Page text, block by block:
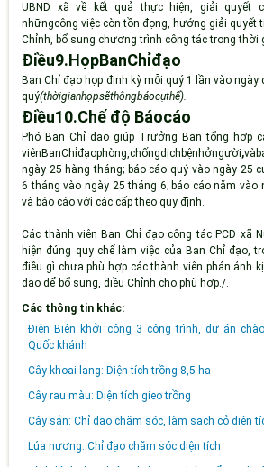
UBND xã về kết quả thực hiện, giải quyết
nhữngcông việc còn tồn đọng, hướng giải quyết
Chỉnh, bổ sung chương trình công tác trong thời
Điều9.HọpBanChỉđạo
Ban Chỉ đạo họp định kỳ mỗi quý 1 lần vào
quý(thờigianhọpsẽthôngbáocụthể).
Điều10.Chế độ Báocáo
Phó Ban Chỉ đạo giúp Trưởng Ban tổng hợp
viênBanChỉđạophòng,chốngdịchbệnhởngười,
ngày 25 hàng tháng; báo cáo quý vào ngày 25
6 tháng vào ngày 25 tháng 6;báo cáo năm vào
và báo cáo với các cấp theo quy định.
Các thành viên Ban Chỉ đạo công tác PCD xã
hiện đúng quy chế làm việc của Ban Chỉ đạo,
điều gì chưa phù hợp các thành viên phản ảnh
đạo để bổ sung, điều Chỉnh cho phù hợp./.
Các thông tin khác:
Điện Biên khởi công 3 công trình, dự án
Quốc khánh
Cây khoai lang: Diện tích trồng 8,5 ha
Cây rau màu: Diện tích gieo trồng
Cây sắn: Chỉ đạo chăm sóc, làm sạch cỏ diện
Lúa nương: Chỉ đạo chăm sóc diện tích